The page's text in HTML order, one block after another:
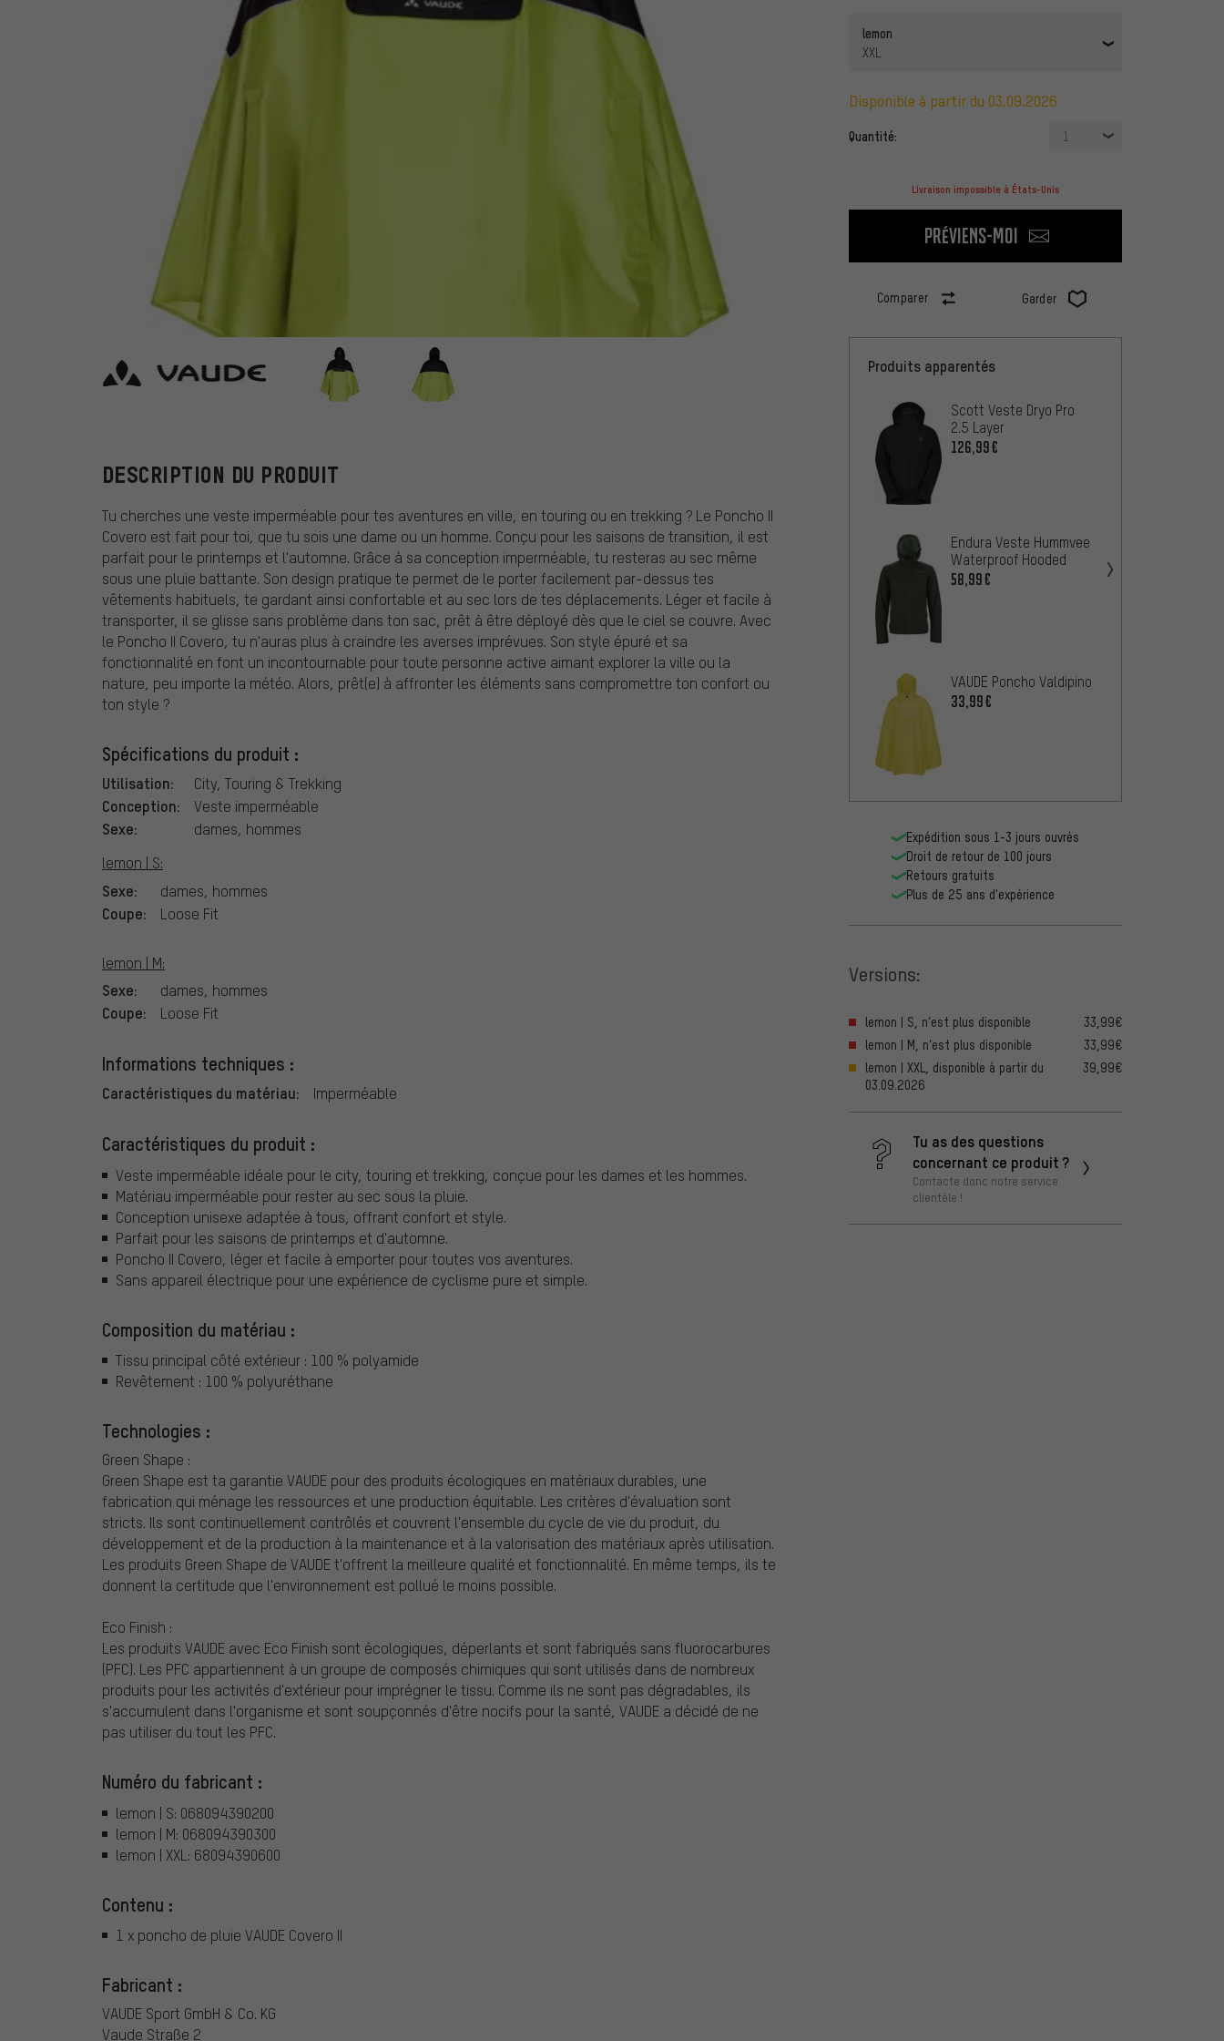
lemon
XXL
disponible à partir du 03.09.2026
Quantité: 1
Livraison impossible à États-Unis
Préviens-moi
Comparer Garder
VAUDE
DESCRIPTION DU PRODUIT
Tu cherches une veste imperméable pour tes aventures en ville, en touring ou en trekking ? Le Poncho II
Covero est fait pour toi, que tu sois une dame ou un homme. Conçu pour les saisons de transition, il est
parfait pour le printemps et l'automne. Grâce à sa conception imperméable, tu resteras au sec même
sous une pluie battante. Son design pratique te permet de le porter facilement par-dessus tes
vêtements habituels, te gardant ainsi confortable et au sec lors de tes déplacements. Léger et facile à
transporter, il se glisse sans problème dans ton sac, prêt à être déployé dès que le ciel se couvre. Avec
le Poncho II Covero, tu n'auras plus à craindre les averses imprévues. Son style épuré et sa
fonctionnalité en font un incontournable pour toute personne active aimant explorer la ville ou la
nature, peu importe la météo. Alors, prêt(e) à affronter les éléments sans compromettre ton confort ou
ton style ?
Spécifications du produit :
Utilisation: City, Touring & Trekking
Conception: Veste imperméable
Sexe:
dames, hommes
lemon | S:
Sexe: dames, hommes
Coupe: Loose Fit
lemon | M:
Sexe: dames, hommes
Coupe: Loose Fit
Informations techniques :
Caractéristiques du matériau: Imperméable
Caractéristiques du produit :
Veste imperméable idéale pour le city, touring et trekking, conçue pour les dames et les hommes.
Matériau imperméable pour rester au sec sous la pluie.
Conception unisexe adaptée à tous, offrant confort et style.
Parfait pour les saisons de printemps et d'automne.
Poncho II Covero, léger et facile à emporter pour toutes vos aventures.
Sans appareil électrique pour une expérience de cyclisme pure et simple.
Composition du matériau :
Tissu principal côté extérieur : 100 % polyamide
Revêtement : 100 % polyuréthane
Technologies :
Green Shape :
Green Shape est ta garantie VAUDE pour des produits écologiques en matériaux durables, une
fabrication qui ménage les ressources et une production équitable. Les critères d'évaluation sont
stricts. Ils sont continuellement contrôlés et couvrent l'ensemble du cycle de vie du produit, du
développement et de la production à la maintenance et à la valorisation des matériaux après utilisation.
Les produits Green Shape de VAUDE t'offrent la meilleure qualité et fonctionnalité. En même temps, ils te
donnent la certitude que l'environnement est pollué le moins possible.
Eco Finish :
Les produits VAUDE avec Eco Finish sont écologiques, déperlants et sont fabriqués sans fluorocarbures
(PFC). Les PFC appartiennent à un groupe de composés chimiques qui sont utilisés dans de nombreux
produits pour les activités d'extérieur pour imprégner le tissu. Comme ils ne sont pas dégradables, ils
s'accumulent dans l'organisme et sont soupçonnés d'être nocifs pour la santé, VAUDE a décidé de ne
pas utiliser du tout les PFC.
Numéro du fabricant :
lemon | S: 068094390200
lemon | M: 068094390300
lemon | XXL: 68094390600
Contenu :
1 x poncho de pluie VAUDE Covero II
Fabricant :
VAUDE Sport GmbH & Co. KG
Vaude Straße 2
Produits apparentés
Scott Veste Dryo Pro
2.5 Layer
126,99€
Endura Veste Hummvee
Waterproof Hooded
58,99€
VAUDE Poncho Valdipino
33,99€
Expédition sous 1-3 jours ouvrés
Droit de retour de 100 jours
Retours gratuits
Plus de 25 ans d'expérience
Versions:
lemon | S, n’est plus disponible
33,99€
lemon | M, n’est plus disponible
33,99€
lemon | XXL, disponible à partir du
03.09.2026
39,99€
Tu as des questions
concernant ce produit ?
Contacte donc notre service
clientèle !